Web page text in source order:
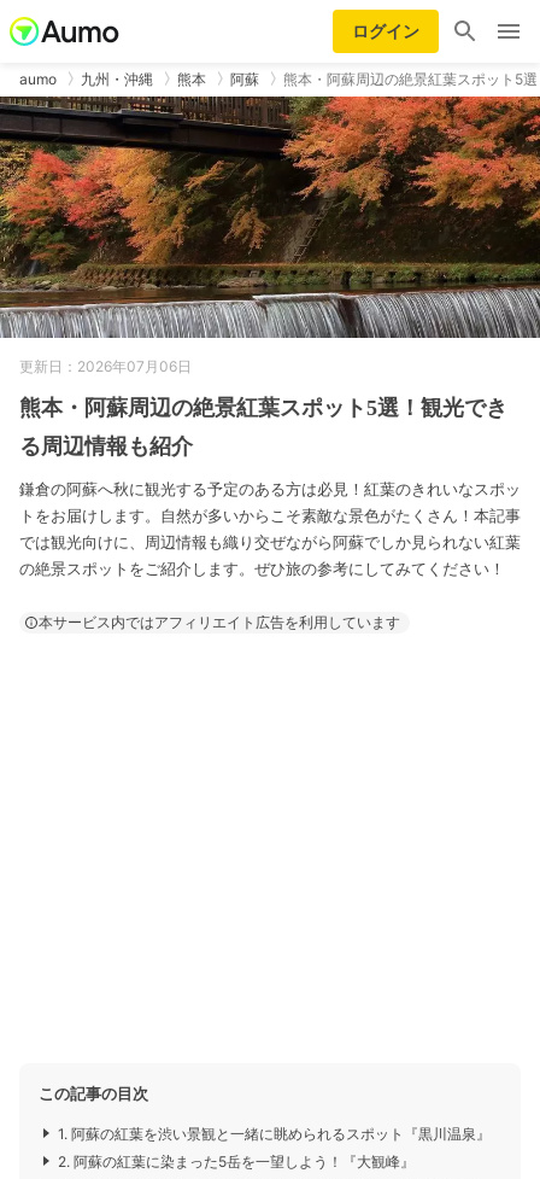
ログイン
aumo 九州・沖縄 熊本 阿蘇 熊本・阿蘇周辺の絶景紅葉スポット5
更新日：2026年07月06日
熊本・阿蘇周辺の絶景紅葉スポット5選！観光でき
る周辺情報も紹介
鎌倉の阿蘇へ秋に観光する予定のある方は必見！紅葉のきれいなスポッ
トをお届けします。自然が多いからこそ素敵な景色がたくさん！本記事
では観光向けに、周辺情報も織り交ぜながら阿蘇でしか見られない紅葉
の絶景スポットをご紹介します。ぜひ旅の参考にしてみてください！
本サービス内ではアフィリエイト広告を利用しています
この記事の目次
1. 阿蘇の紅葉を渋い景観と一緒に眺められるスポット『黒川温泉』
2. 阿蘇の紅葉に染まった5岳を一望しよう！『大観峰』